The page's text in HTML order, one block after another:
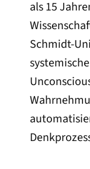
als 15
Schmidt-